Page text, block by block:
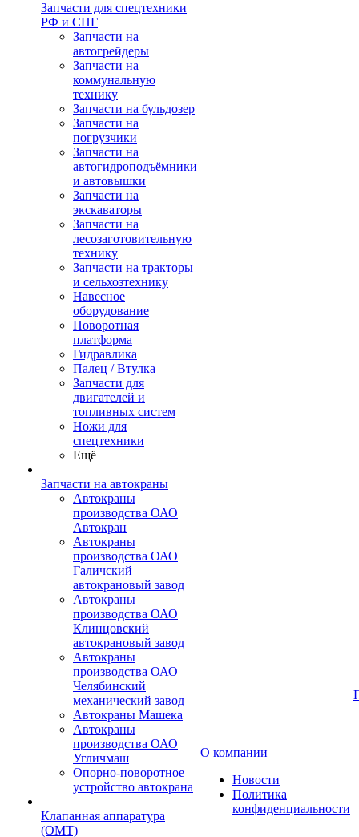
Запчасти для спецтехники
РФ и СНГ
Запчасти на
автогрейдеры
Запчасти на
коммунальную
технику
Запчасти на бульдозер
Запчасти на
погрузчики
Запчасти на
автогидроподъёмники
и автовышки
Запчасти на
экскаваторы
Запчасти на
лесозаготовительную
технику
Запчасти на тракторы
и сельхозтехнику
Навесное
оборудование
Поворотная
платформа
Гидравлика
Палец / Втулка
Запчасти для
двигателей и
топливных систем
Ножи для
спецтехники
Ещё
Запчасти на автокраны
Автокраны
производства ОАО
Автокран
Автокраны
производства ОАО
Галичский
автокрановый завод
Автокраны
производства ОАО
Клинцовский
автокрановый завод
Автокраны
производства ОАО
Челябинский
механический завод
Автокраны Машека
Автокраны
производства ОАО
Угличмаш
Опорно-поворотное
устройство автокрана
Клапанная аппаратура
(OMT)
О компании
Новости
Политика
конфиденциальности